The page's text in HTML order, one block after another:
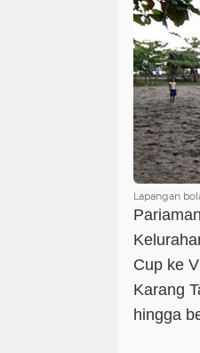
Lapangan
Cup ke
Karang
hingga